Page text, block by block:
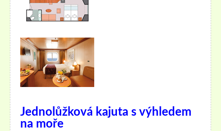
Jednolůžková kajuta s výhledem
na moře